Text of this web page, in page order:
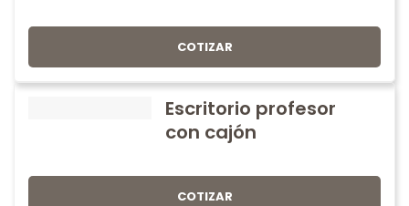
COTIZAR
Escritorio profesor
con cajón
COTIZAR